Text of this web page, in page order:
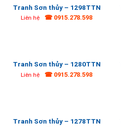
Tranh Sơn thủy – 1298TTN
Liên hệ ☎ 0915.278.598
Tranh Sơn thủy – 1280TTN
Liên hệ ☎ 0915.278.598
Tranh Sơn thủy – 1278TTN